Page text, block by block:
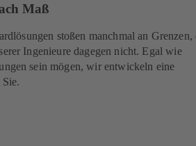
Maß
stoßen manchmal an Grenzen,
Ingenieure dagegen nicht. Egal wie
sein mögen, wir entwickeln eine